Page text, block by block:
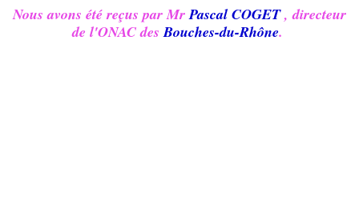
Nous avons été reçus par MrPascal COGET, directeur
de l'ONAC desBouches-du-Rhône.